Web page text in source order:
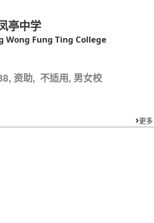
亭中学
Wong Fung Ting College
资助, 不适用, 男女校
更多